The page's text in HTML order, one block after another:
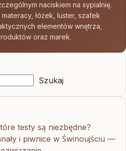
naciskiem na sypialnię.
łóżek, luster, szafek
elementów wnętrza,
oraz marek.
Szukaj
testy są niezbędne?
i piwnice w Świnoujściu —